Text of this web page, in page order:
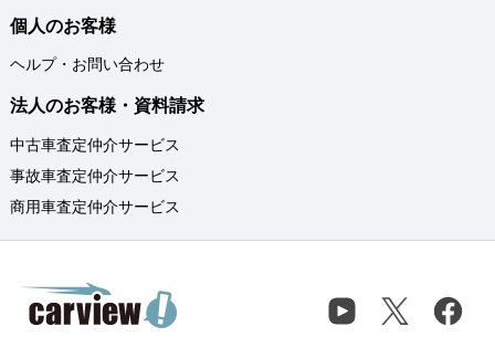
個人のお客様
ヘルプ・お問い合わせ
法人のお客様・資料請求
中古車査定仲介サービス
事故車査定仲介サービス
商用車査定仲介サービス